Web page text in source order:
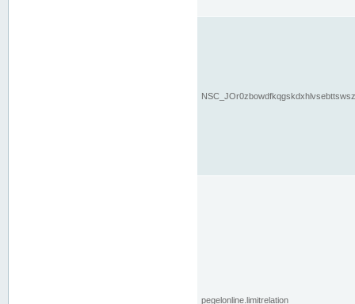
pegelonline.limitrelation